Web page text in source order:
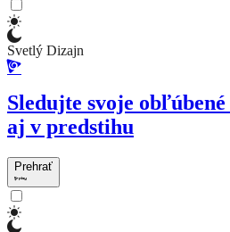
Svetlý Dizajn
Sledujte svoje
aj v predstihu
Prehrať